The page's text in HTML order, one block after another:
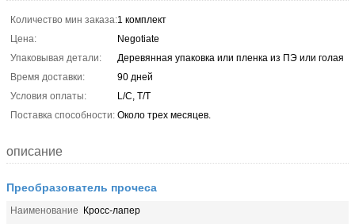
Количество мин заказа:1 комплект
Цена:
Negotiate
Упаковывая детали:
Деревянная упаковка или пленка из ПЭ или голая
Время доставки:
90 дней
Условия оплаты:
L/C, T/T
Поставка способности: Около трех месяцев.
описание
Преобразователь прочеса
Наименование Кросс-лапер